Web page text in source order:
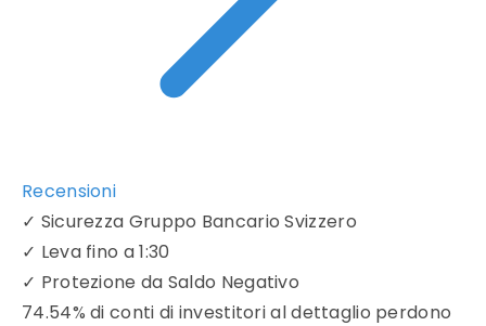
Recensioni
✓ Sicurezza Gruppo Bancario Svizzero
✓ Leva fino a 1:30
✓ Protezione da Saldo Negativo
74.54% di conti di investitori al dettaglio perdono